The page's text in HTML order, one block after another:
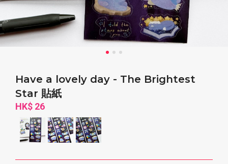
Have a lovely day - The Brightest
Star 貼紙
HK$ 26